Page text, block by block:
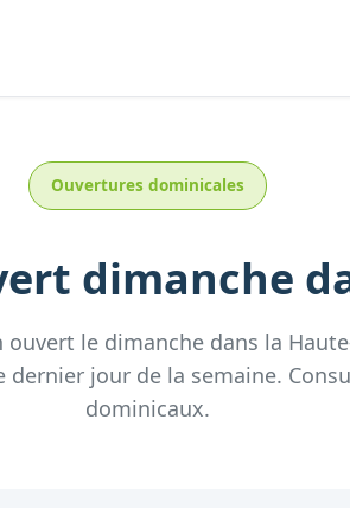
Ouvertures dominicales
dimanche
ouvert le dimanche dans la
dernier jour de la semaine.
dominicaux.